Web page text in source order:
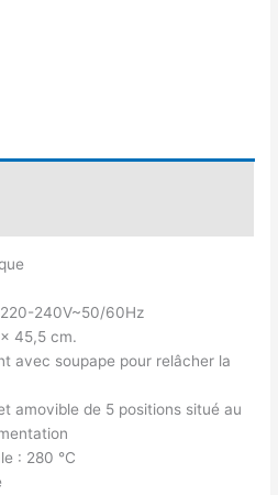
240V~50/60Hz
45,5 cm.
avec soupape pour relâcher la
amovible de 5 positions situé au
: 280 °C